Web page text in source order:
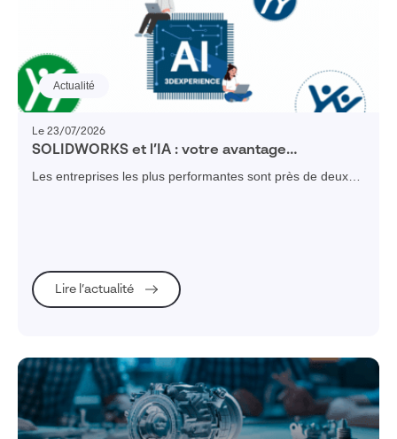
Actualité
Le 23/07/2026
SOLIDWORKS et l’IA : votre avantage
concurrentiel en conception 3D
Les entreprises les plus performantes sont près de deux
Lire l’actualité